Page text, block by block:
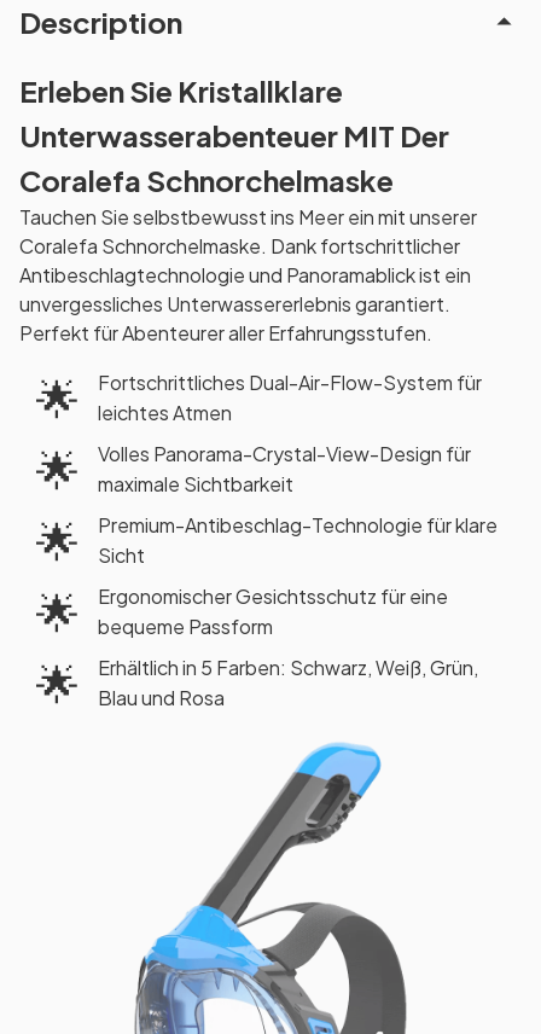
Description
Erleben Sie Kristallklare
Unterwasserabenteuer MIT Der
Coralefa Schnorchelmaske
Tauchen Sie selbstbewusst ins Meer ein mit unserer
Coralefa Schnorchelmaske. Dank fortschrittlicher
Antibeschlagtechnologie und Panoramablick ist ein
unvergessliches Unterwassererlebnis garantiert.
Perfekt für Abenteurer aller Erfahrungsstufen.
🌟
Fortschrittliches Dual-Air-Flow-System für
leichtes Atmen
🌟
Volles Panorama-Crystal-View-Design für
maximale Sichtbarkeit
🌟
Premium-Antibeschlag-Technologie für klare
Sicht
🌟
Ergonomischer Gesichtsschutz für eine
bequeme Passform
🌟
Erhältlich in 5 Farben: Schwarz, Weiß, Grün,
Blau und Rosa